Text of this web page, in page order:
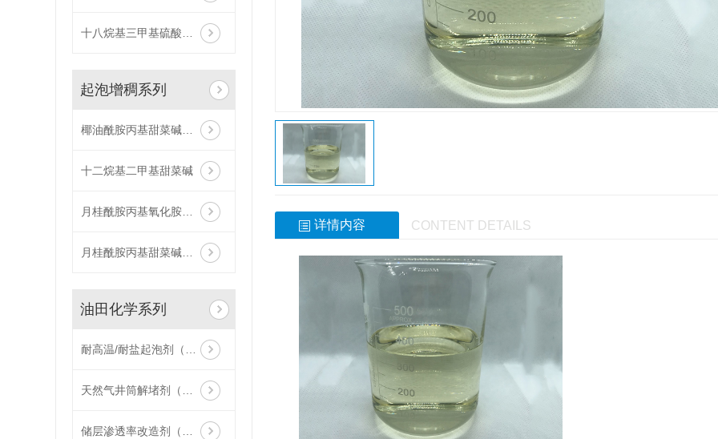
十八烷基三甲基硫酸甲酯铵
起泡增稠系列
椰油酰胺丙基甜菜碱（ZJ008）
十二烷基二甲基甜菜碱
月桂酰胺丙基氧化胺（ZJ011-L）
月桂酰胺丙基甜菜碱（ZJ008-L）
油田化学系列
耐高温/耐盐起泡剂（WZJ013-H）
天然气井筒解堵剂（WZJ017）
储层渗透率改造剂（WZJ016）
详情内容 CONTENT DETAILS